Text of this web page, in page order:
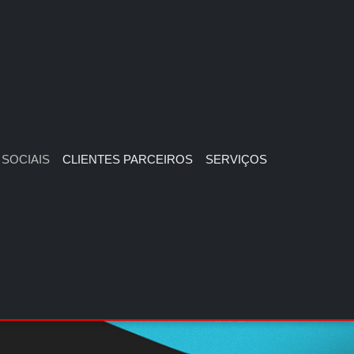
CLIENTES PARCEIROS SERVIÇOS